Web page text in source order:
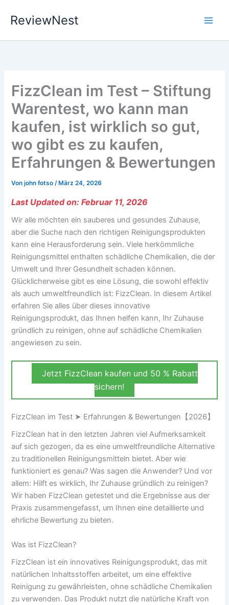
InhaltReviewNest
FizzClean im Test – Stiftung
Warentest, wo kann man
kaufen, ist wirklich so gut,
wo gibt es zu kaufen,
Erfahrungen & Bewertungen
Vonjohn fotso/ März 24, 2026
Last Updated on: Februar 11, 2026
Wir alle möchten ein sauberes und gesundes Zuhause,
aber die Suche nach den richtigen Reinigungsprodukten
kann eine Herausforderung sein. Viele herkömmliche
Reinigungsmittel enthalten schädliche Chemikalien, die der
Umwelt und Ihrer Gesundheit schaden können.
Glücklicherweise gibt es eine Lösung, die sowohl effektiv
als auch umweltfreundlich ist: FizzClean. In diesem Artikel
erfahren Sie alles über dieses innovative
Reinigungsprodukt, das Ihnen helfen kann, Ihr Zuhause
gründlich zu reinigen, ohne auf schädliche Chemikalien
angewiesen zu sein.
Jetzt FizzClean kaufen und 50 % Rabatt
sichern!
FizzClean im Test ➤ Erfahrungen & Bewertungen【2026】
FizzClean hat in den letzten Jahren viel Aufmerksamkeit
auf sich gezogen, da es eine umweltfreundliche Alternative
zu traditionellen Reinigungsmitteln bietet. Aber wie
funktioniert es genau? Was sagen die Anwender? Und vor
allem: Hilft es wirklich, Ihr Zuhause gründlich zu reinigen?
Wir haben FizzClean getestet und die Ergebnisse aus der
Praxis zusammengefasst, um Ihnen eine detaillierte und
ehrliche Bewertung zu bieten.
Was ist FizzClean?
FizzClean ist ein innovatives Reinigungsprodukt, das mit
natürlichen Inhaltsstoffen arbeitet, um eine effektive
Reinigung zu gewährleisten, ohne schädliche Chemikalien
zu verwenden. Das Produkt nutzt die natürliche Kraft von